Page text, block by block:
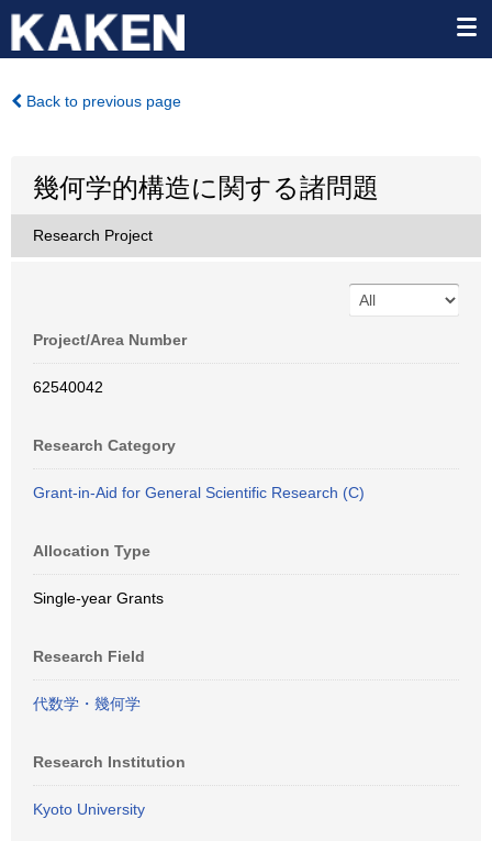
Back to previous page
幾何学的構造に関する諸問題
Research Project
Project/Area Number
62540042
Research Category
Grant-in-Aid for General Scientific Research (C)
Allocation Type
Single-year Grants
Research Field
代数学・幾何学
Research Institution
Kyoto University